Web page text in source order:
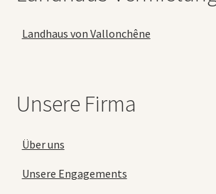
Landhaus von Vallonchêne
Unsere Firma
Über uns
Unsere Engagements